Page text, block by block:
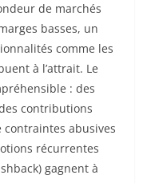
de marchés
basses, un
comme les
à l’attrait. Le
: des
contributions
contraintes abusives
récurrentes
gagnent à